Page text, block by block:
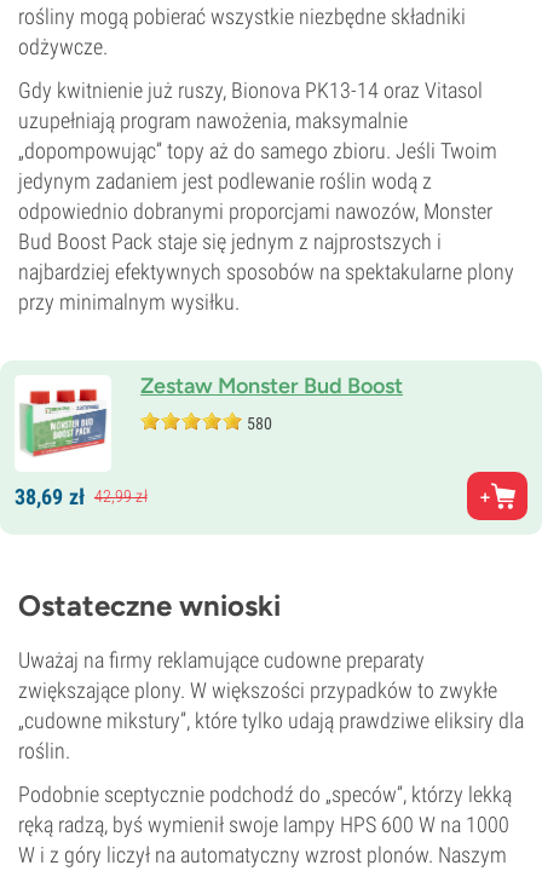
rośliny mogą pobierać wszystkie niezbędne składniki
odżywcze.
Gdy kwitnienie już ruszy, Bionova PK13-14 oraz Vitasol
uzupełniają program nawożenia, maksymalnie
„dopompowując” topy aż do samego zbioru. Jeśli Twoim
jedynym zadaniem jest podlewanie roślin wodą z
odpowiednio dobranymi proporcjami nawozów, Monster
Bud Boost Pack staje się jednym z najprostszych i
najbardziej efektywnych sposobów na spektakularne plony
przy minimalnym wysiłku.
Zestaw Monster Bud Boost
580
38,69 zł 42,99zł
Ostateczne wnioski
Uważaj na firmy reklamujące cudowne preparaty
zwiększające plony. W większości przypadków to zwykłe
„cudowne mikstury”, które tylko udają prawdziwe eliksiry dla
roślin.
Podobnie sceptycznie podchodź do „speców”, którzy lekką
ręką radzą, byś wymienił swoje lampy HPS 600 W na 1000
W i z góry liczył na automatyczny wzrost plonów. Naszym